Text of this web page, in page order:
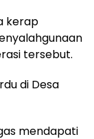
kerap
tersebut.
di Desa
mendapati